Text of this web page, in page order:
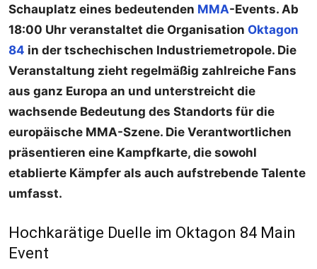
Schauplatz eines bedeutenden MMA-Events. Ab
18:00 Uhr veranstaltet die Organisation Oktagon
84 in der tschechischen Industriemetropole. Die
Veranstaltung zieht regelmäßig zahlreiche Fans
aus ganz Europa an und unterstreicht die
wachsende Bedeutung des Standorts für die
europäische MMA-Szene. Die Verantwortlichen
präsentieren eine Kampfkarte, die sowohl
etablierte Kämpfer als auch aufstrebende Talente
umfasst.
Hochkarätige Duelle im Oktagon 84 Main
Event